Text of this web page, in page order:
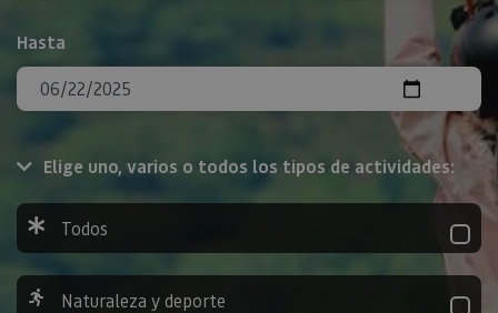
Hasta
Elige uno, varios o todos los tipos de actividades:
Todos
Naturaleza y deporte